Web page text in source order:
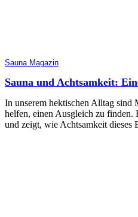
Sauna Magazin
Sauna und Achtsamkeit:
In unserem hektischen Alltag sind
helfen, einen Ausgleich zu finden.
und zeigt, wie Achtsamkeit dieses